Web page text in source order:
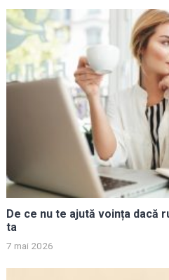
De ce nu te ajută voința dacă
ta
7 mai 2026